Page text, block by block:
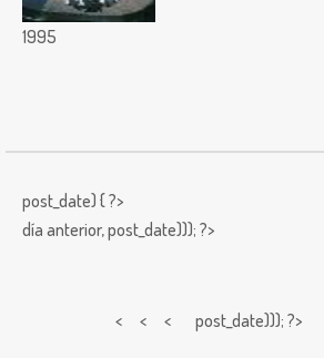
1995
post_date) { ?>
día anterior,post_date))); ?>
< < < post_date)));